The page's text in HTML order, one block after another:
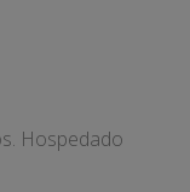
Hospedado